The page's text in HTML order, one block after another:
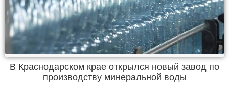
В Краснодарском крае открылся новый завод по
производству минеральной воды